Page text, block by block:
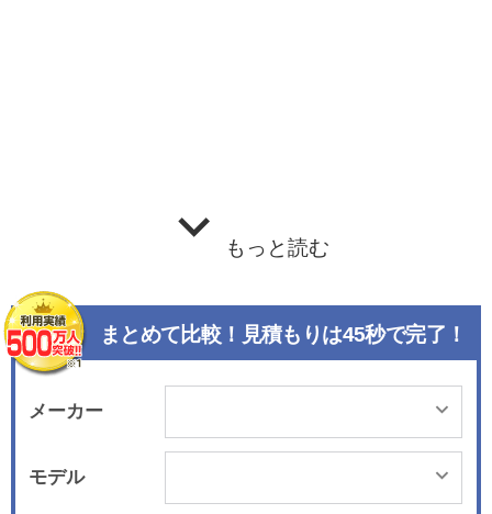
もっと読む
まとめて比較！見積もりは45秒で完了！
メーカー
モデル